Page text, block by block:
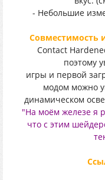
- Небольшие
Совместимость
Contact
поэтому
игры и первой
модом можно
динамическом
"На моём железе я
что с этим